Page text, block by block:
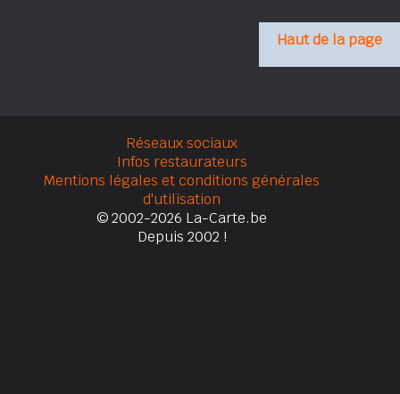
Haut de la page
Réseaux sociaux
Infos restaurateurs
Mentions légales et conditions générales
d'utilisation
© 2002-2026 La-Carte.be
Depuis 2002 !